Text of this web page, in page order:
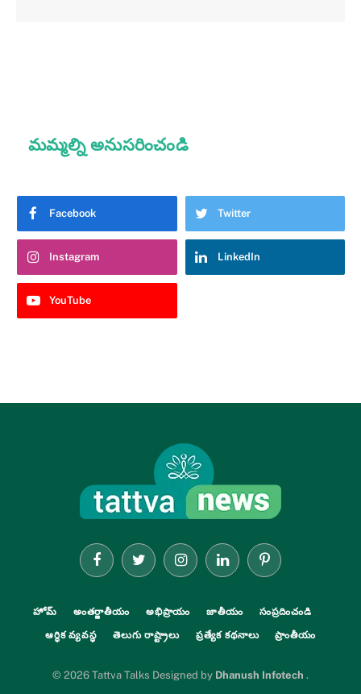
మమ్మల్ని అనుసరించండి
Facebook Twitter
Instagram LinkedIn
YouTube
FacebookTwitter InstagramLinkedInPinterest
హోమ్ అంతర్జాతీయం అభిప్రాయం జాతీయం సంప్రదించండి
ఆర్థిక వ్యవస్థ తెలుగు రాష్ట్రాలు ప్రత్యేక కథనాలు ప్రాంతీయం
© 2026 Tattva Talks Designed by Dhanush Infotech .